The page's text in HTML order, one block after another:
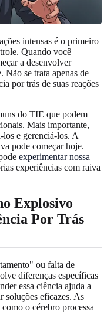
intensas é o primeiro
Quando você
a desenvolver
Não se trata apenas de
por trás de suas reações
do TIE que podem
Mais importante,
e gerenciá-los. A
pode começar hoje.
experimentar nossa
experiências com raiva
Explosivo
Por Trás
ou falta de
diferenças específicas
essa ciência ajuda a
soluções eficazes. As
o cérebro processa